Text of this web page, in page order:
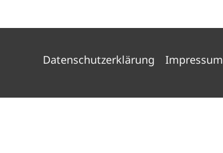
Datenschutzerklärung Impressum